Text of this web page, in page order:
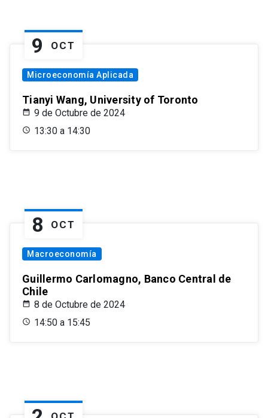
9 OCT
Microeconomía Aplicada
Tianyi Wang, University of Toronto
9 de Octubre de 2024
13:30 a 14:30
8 OCT
Macroeconomía
Guillermo Carlomagno, Banco Central de
Chile
8 de Octubre de 2024
14:50 a 15:45